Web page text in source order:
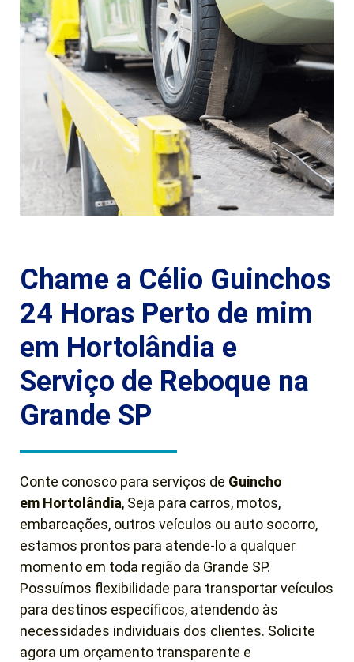
Chame a Célio Guinchos
24 Horas Perto de mim
em Hortolândia e
Serviço de Reboque na
Grande SP
Conte conosco para serviços de Guincho
em Hortolândia, Seja para carros, motos,
embarcações, outros veículos ou auto socorro,
estamos prontos para atende-lo a qualquer
momento em toda região da Grande SP.
Possuímos flexibilidade para transportar veículos
para destinos específicos, atendendo às
necessidades individuais dos clientes. Solicite
agora um orçamento transparente e